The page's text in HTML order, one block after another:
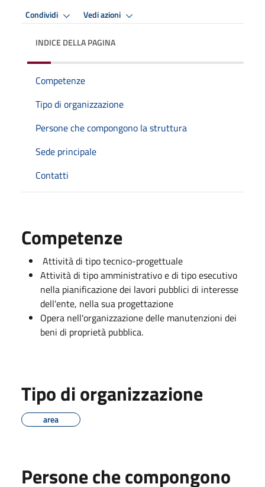
Condividi Vedi azioni
INDICE DELLA PAGINA
Competenze
Tipo di organizzazione
Persone che compongono la struttura
Sede principale
Contatti
Competenze
Attività di tipo tecnico-progettuale
Attività di tipo amministrativo e di tipo esecutivo
nella pianificazione dei lavori pubblici di interesse
dell'ente, nella sua progettazione
Opera nell'organizzazione delle manutenzioni dei
beni di proprietà pubblica.
Tipo di organizzazione
area
Persone che compongono